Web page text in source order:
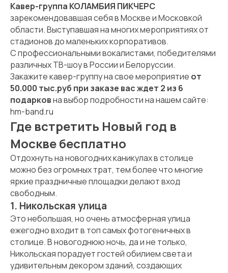
Кавер-группа КОЛАМБИЯ ПИКЧЕРС
зарекомендовавшая себя в Москве и Московкой
области. Выступавшая на многих мероприятиях от
стадионов до маленьких корпоративов.
С профессиональными вокалистами, победителями
различных ТВ-шоу в России и Белоруссии.
Закажите кавер-группу на свое мероприятие от
50.000 тыс.руб при заказе вас ждет 2 из 6
подарковна выбор подробности на нашем сайте:
hm-band.ru
Где встретить Новый год в
Москве бесплатно
Отдохнуть на новогодних каникулах в столице
можно без огромных трат, тем более что многие
яркие праздничные площадки делают вход
свободным.
1. Никольская улица
Это небольшая, но очень атмосферная улица
ежегодно входит в топ самых фотогеничных в
столице. В новогоднюю ночь, да и не только,
Никольская порадует гостей обилием света и
удивительным декором зданий, создающих